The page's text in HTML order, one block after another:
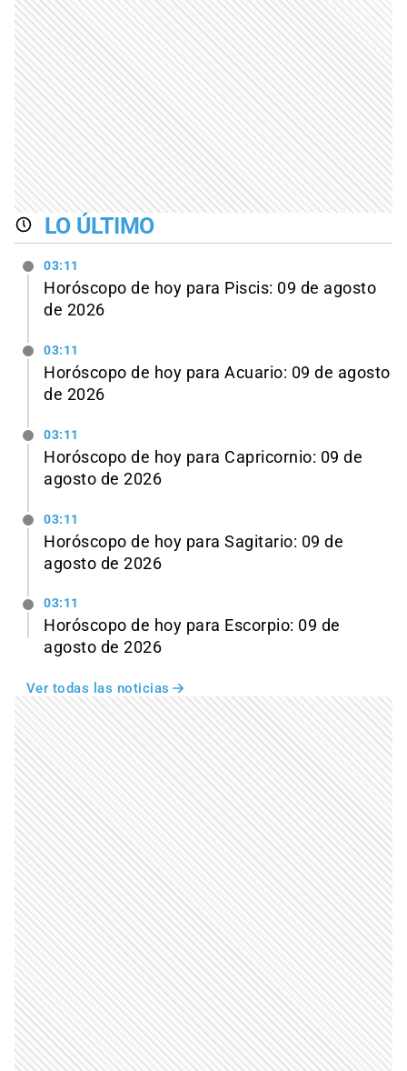
LO ÚLTIMO
03:11
Horóscopo de hoy para Piscis: 09 de agosto
de 2026
03:11
Horóscopo de hoy para Acuario: 09 de agosto
de 2026
03:11
Horóscopo de hoy para Capricornio: 09 de
agosto de 2026
03:11
Horóscopo de hoy para Sagitario: 09 de
agosto de 2026
03:11
Horóscopo de hoy para Escorpio: 09 de
agosto de 2026
Ver todas las noticias